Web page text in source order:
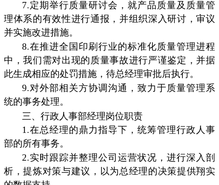
7.定期举行质量研讨会，就产品质量及质量管
理体系的有效性进行通报，并组织深入研讨，审议
并实施改进措施。
8.在推进全国印刷行业的标准化质量管理进程
中，我们需对出现的质量事故进行严谨鉴定，并据
此生成相应的处罚措施，待总经理审批后执行。
9.对外部相关方协调沟通，致力于质量管理系
统的事务处理。
三、行政人事部经理岗位职责
1.在总经理的鼎力指导下，统筹管理行政人事
部的所有事务。
2.实时跟踪并整理公司运营状况，进行深入剖
析，提炼对策与建议，以为总经理的决策提供翔实